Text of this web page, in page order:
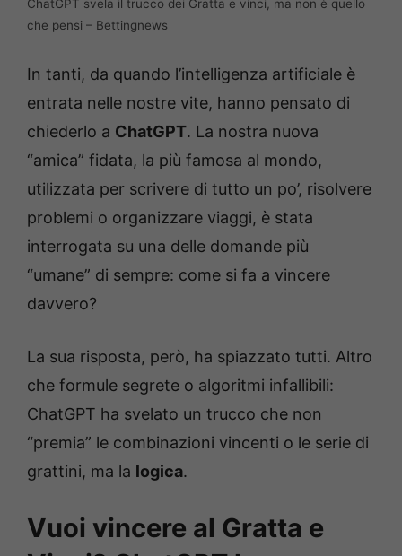
ChatGPT svela il trucco dei Gratta e vinci, ma non è quello
che pensi – Bettingnews
In tanti, da quando l’intelligenza artificiale è
entrata nelle nostre vite, hanno pensato di
chiederlo a ChatGPT. La nostra nuova
“amica” fidata, la più famosa al mondo,
utilizzata per scrivere di tutto un po’, risolvere
problemi o organizzare viaggi, è stata
interrogata su una delle domande più
“umane” di sempre: come si fa a vincere
davvero?
La sua risposta, però, ha spiazzato tutti. Altro
che formule segrete o algoritmi infallibili:
ChatGPT ha svelato un trucco che non
“premia” le combinazioni vincenti o le serie di
grattini, ma la logica.
Vuoi vincere al Gratta e